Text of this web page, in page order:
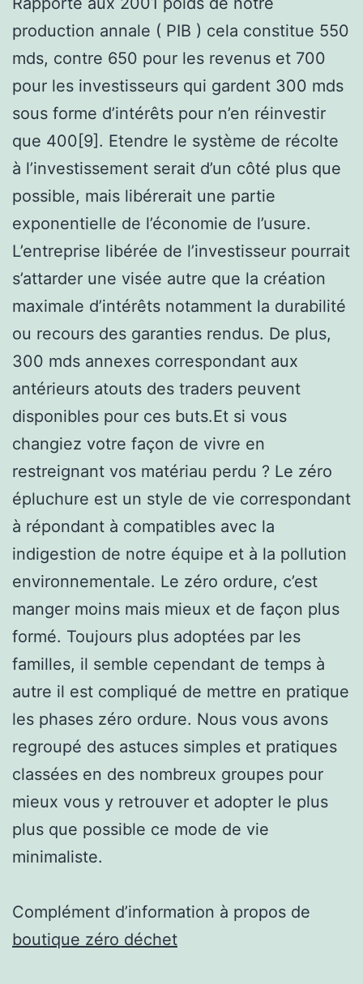
production annale ( PIB ) cela constitue 550
mds, contre 650 pour les revenus et 700
pour les investisseurs qui gardent 300 mds
sous forme d’intérêts pour n’en réinvestir
que 400[9]. Etendre le système de récolte
à l’investissement serait d’un côté plus que
possible, mais libérerait une partie
exponentielle de l’économie de l’usure.
L’entreprise libérée de l’investisseur pourrait
s’attarder une visée autre que la création
maximale d’intérêts notamment la durabilité
ou recours des garanties rendus. De plus,
300 mds annexes correspondant aux
antérieurs atouts des traders peuvent
disponibles pour ces buts.Et si vous
changiez votre façon de vivre en
restreignant vos matériau perdu ? Le zéro
épluchure est un style de vie correspondant
à répondant à compatibles avec la
indigestion de notre équipe et à la pollution
environnementale. Le zéro ordure, c’est
manger moins mais mieux et de façon plus
formé. Toujours plus adoptées par les
familles, il semble cependant de temps à
autre il est compliqué de mettre en pratique
les phases zéro ordure. Nous vous avons
regroupé des astuces simples et pratiques
classées en des nombreux groupes pour
mieux vous y retrouver et adopter le plus
plus que possible ce mode de vie
minimaliste.
Complément d’information à propos de
boutique zéro déchet